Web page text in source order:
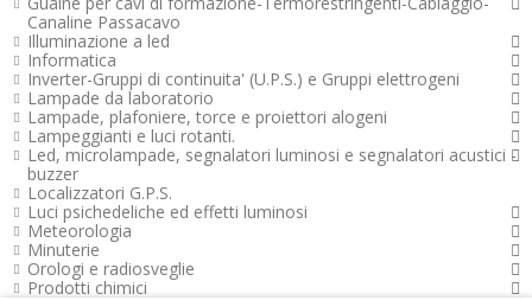
Canaline Passacavo
Illuminazione a led
Informatica
Inverter-Gruppi di continuita' (U.P.S.) e Gruppi elettrogeni
Lampade da laboratorio
Lampade, plafoniere, torce e proiettori alogeni
Lampeggianti e luci rotanti.
Led, microlampade, segnalatori luminosi e segnalatori acustici -
buzzer
Localizzatori G.P.S.
Luci psichedeliche ed effetti luminosi
Meteorologia
Minuterie
Orologi e radiosveglie
Prodotti chimici